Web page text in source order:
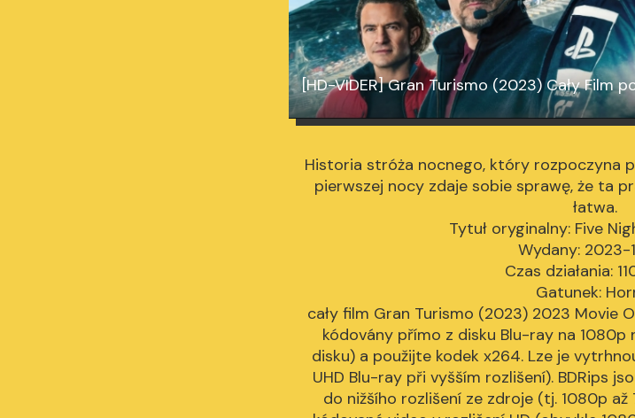
[HD-VIDER] Gran Turismo (2023) Cały Film
Historia stróża nocnego, który rozpoczyna
pierwszej nocy zdaje sobie sprawę, że ta
łatwa.
Tytuł oryginalny: Five
Wydany: 2023-
Czas działania:
Gatunek:
cały film Gran Turismo (2023) 2023 Movie
kódovány přímo z disku Blu-ray na
disku) a použijte kodek x264. Lze je
UHD Blu-ray při vyšším rozlišení). BDRips
do nižšího rozlišení ze zdroje (tj. 1080p